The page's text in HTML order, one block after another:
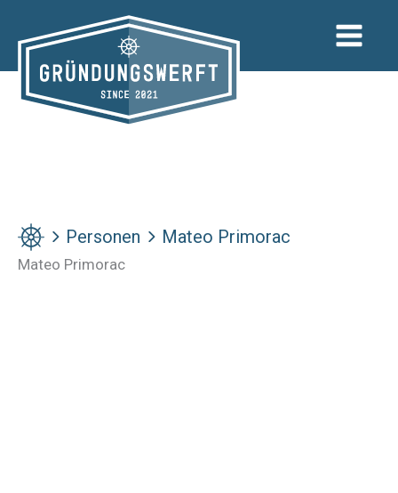
Inhalt
springen
Personen Mateo Primorac
Mateo Primorac